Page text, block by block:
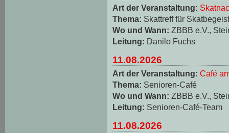
Art der Veranstaltung:
Thema: Skattreff für
Wo und Wann: ZBBB e.V.,
Leitung: Danilo Fuchs
11.08.2026
Art der Veranstaltung: Café
Thema: Senioren-Café
Wo und Wann: ZBBB e.V.,
Leitung: Senioren-Café-Team
11.08.2026